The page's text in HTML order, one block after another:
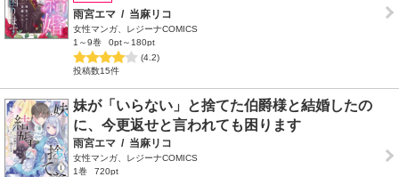
雨宮エマ / 当麻リコ
女性マンガ、レジーナCOMICS
1～9巻
0pt～180pt
(4.2)
投稿数15件
妹が「いらない」と捨てた伯爵様と結婚したの
に、今更返せと言われても困ります
雨宮エマ / 当麻リコ
女性マンガ、レジーナCOMICS
1巻
720pt